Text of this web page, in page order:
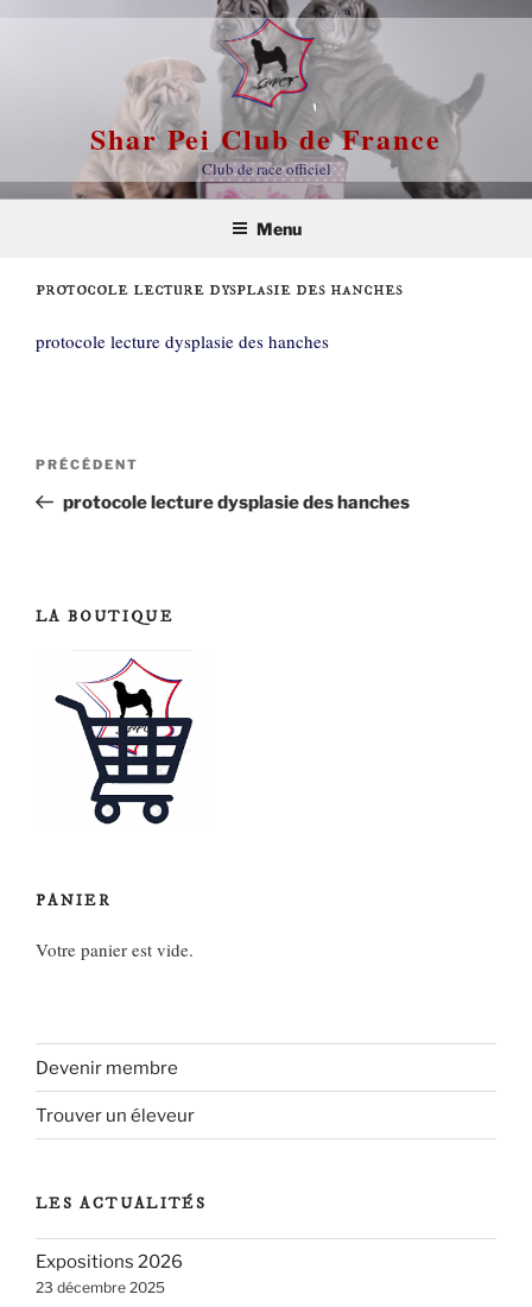
Shar Pei Club de France
Club de race officiel
Menu
protocole lecture dysplasie des hanches
protocole lecture dysplasie des hanches
Navigation
de
Article
précédent
PRÉCÉDENT
protocole lecture dysplasie des hanches
LA BOUTIQUE
PANIER
Votre panier est vide.
Devenir membre
Trouver un éleveur
LES ACTUALITÉS
Expositions 2026
23 décembre 2025